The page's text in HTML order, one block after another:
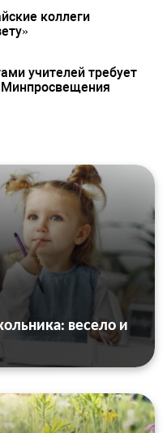
коллеги
учителей требует
Минпросвещения
весело и